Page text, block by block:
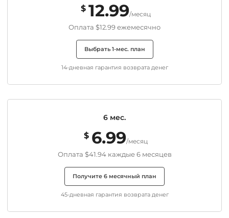
$ 12.99/месяц
Оплата $12.99ежемесячно
Выбрать 1-мес. план
14-дневная гарантия возврата денег
6 мес.
$ 6.99/месяц
Оплата $41.94каждые 6 месяцев
Получите 6 месячный план
45-дневная гарантия возврата денег